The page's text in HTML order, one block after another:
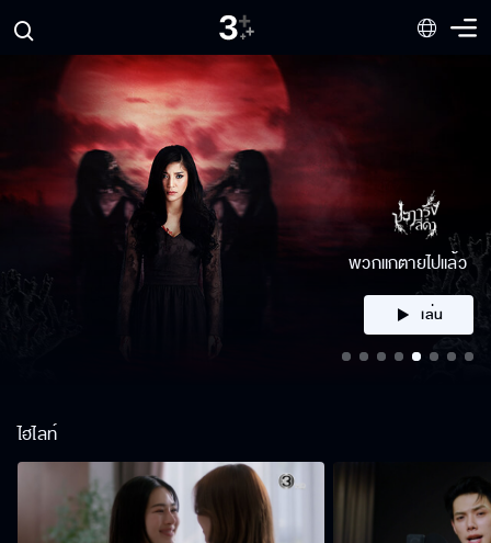
คลิก
ไฮไลท์